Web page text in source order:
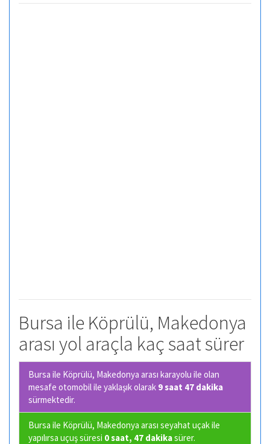
Bursa ile Köprülü, Makedonya
arası yol araçla kaç saat sürer
Bursa ile Köprülü, Makedonya arası karayolu ile olan
mesafe otomobil ile yaklaşık olarak 9 saat 47 dakika
sürmektedir.
Bursa ile Köprülü, Makedonya arası seyahat uçak ile
yapılırsa uçuş süresi 0 saat, 47 dakikasürer.